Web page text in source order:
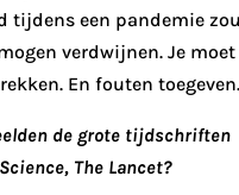
tijdens een pandemie
verdwijnen. Je moet
En fouten toegeven.
de grote tijdschriften
The Lancet?